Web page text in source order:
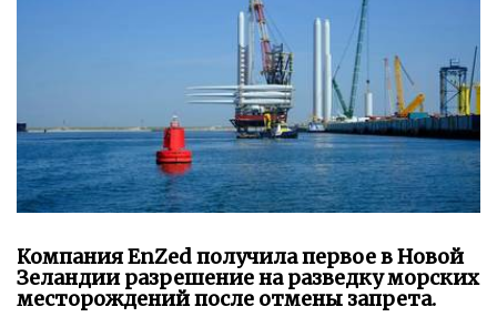
Компания EnZed получила первое в Новой
Зеландии разрешение на разведку морских
месторождений после отмены запрета.